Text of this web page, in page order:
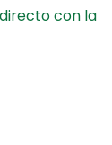
con la